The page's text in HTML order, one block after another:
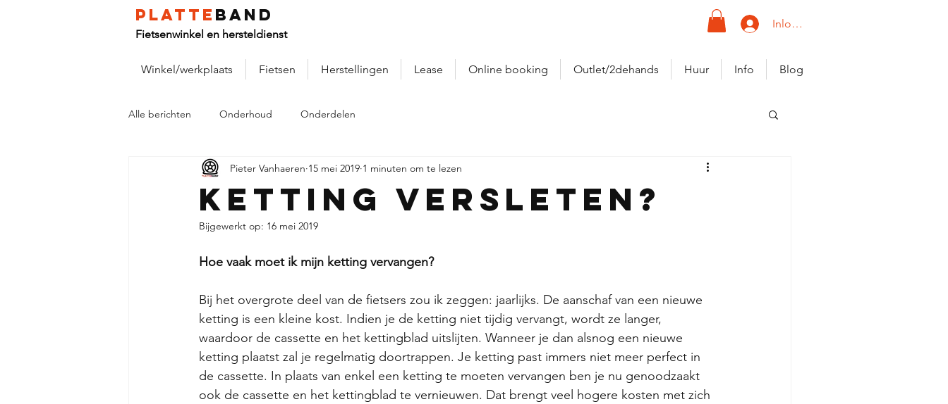
platte band
Fietsenwinkel en hersteldienst
Inloggen
Winkel/werkplaats Fietsen Herstellingen Lease Online booking Outlet/2dehands Huur Info Blog
Alle berichten Onderhoud Onderdelen
Ketting versleten?
Pieter Vanhaeren 15 mei 2019 1 minuten om te lezen
Bijgewerkt op: 16 mei 2019
Hoe vaak moet ik mijn ketting vervangen?
Bij het overgrote deel van de fietsers zou ik zeggen: jaarlijks. De aanschaf van een nieuwe
ketting is een kleine kost. Indien je de ketting niet tijdig vervangt, wordt ze langer,
waardoor de cassette en het kettingblad uitslijten. Wanneer je dan alsnog een nieuwe
ketting plaatst zal je regelmatig doortrappen. Je ketting past immers niet meer perfect in
de cassette. In plaats van enkel een ketting te moeten vervangen ben je nu genoodzaakt
ook de cassette en het kettingblad te vernieuwen. Dat brengt veel hogere kosten met zich